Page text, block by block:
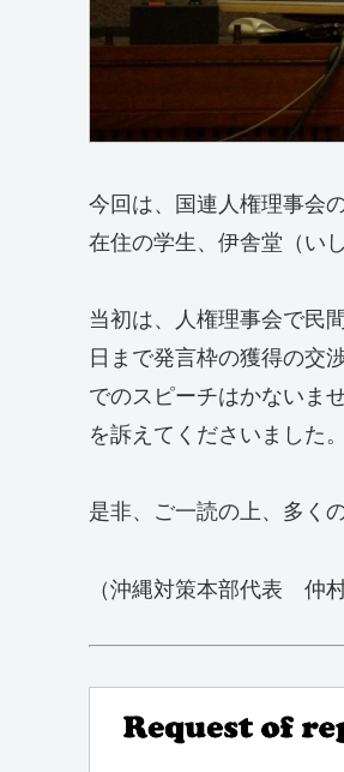
今回は、国連人権理事会
在住の学生、伊舎堂（い
当初は、人権理事会で民
日まで発言枠の獲得の交
でのスピーチはかないま
を訴えてくださいました。
是非、ご一読の上、多く
（沖縄対策本部代表 仲村